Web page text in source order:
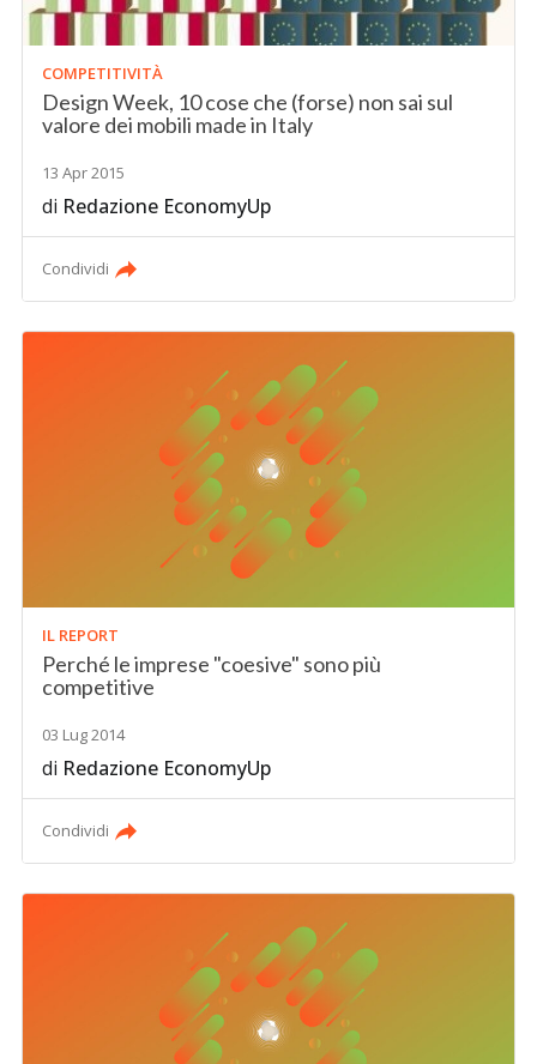
COMPETITIVITÀ
Design Week, 10 cose che (forse) non sai sul
valore dei mobili made in Italy
13 Apr 2015
di Redazione EconomyUp
Condividi
IL REPORT
Perché le imprese "coesive" sono più
competitive
03 Lug 2014
di Redazione EconomyUp
Condividi